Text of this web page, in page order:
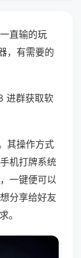
直输的玩
，有需要的
进群获取软
其操作方式
机打牌系统
一键便可以
分享给好友
。